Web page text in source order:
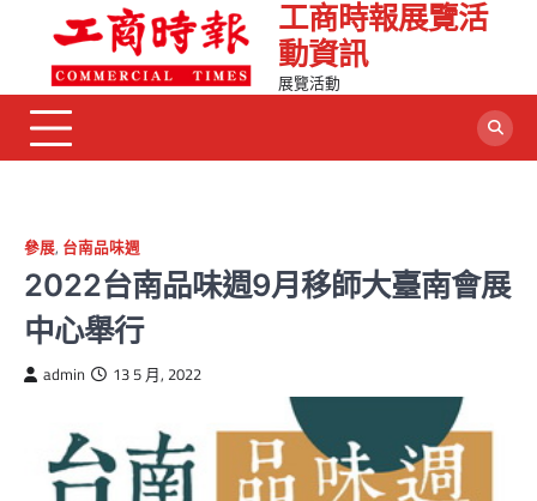
content
工商時報展覽活
動資訊
展覽活動
參展, 台南品味週
2022台南品味週9月移師大臺南會展
中心舉行
admin 13 5 月, 2022